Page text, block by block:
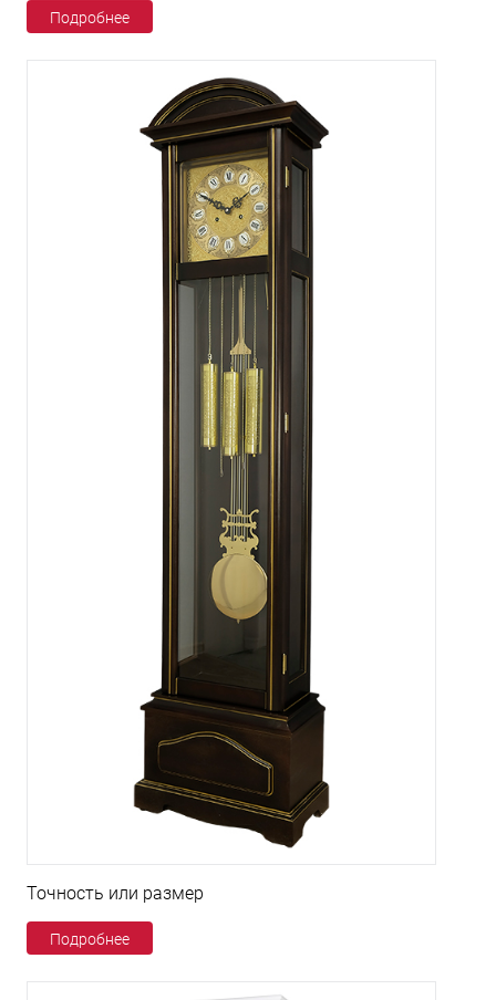
Подробнее
Точность или размер
Подробнее